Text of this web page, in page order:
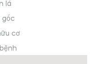
lá
gốc
cơ